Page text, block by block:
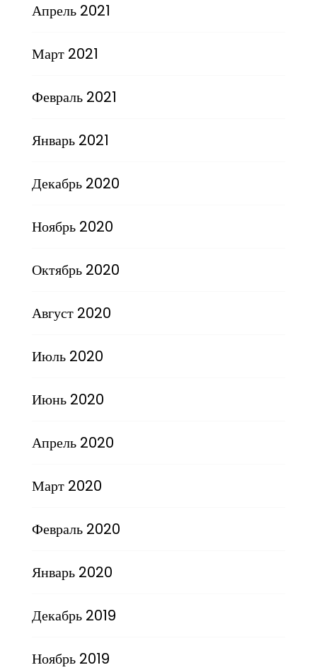
Апрель 2021
Март 2021
Февраль 2021
Январь 2021
Декабрь 2020
Ноябрь 2020
Октябрь 2020
Август 2020
Июль 2020
Июнь 2020
Апрель 2020
Март 2020
Февраль 2020
Январь 2020
Декабрь 2019
Ноябрь 2019